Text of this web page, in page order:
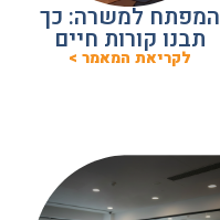
המפתח למשרה: כך
תבנו קורות חיים
לקריאת המאמר >